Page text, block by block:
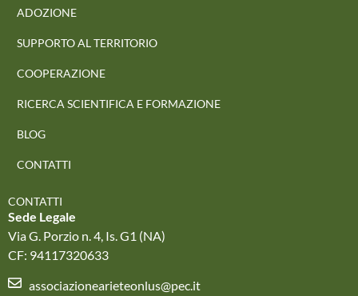
ADOZIONE
SUPPORTO AL TERRITORIO
COOPERAZIONE
RICERCA SCIENTIFICA E FORMAZIONE
BLOG
CONTATTI
CONTATTI
Sede Legale
Via G. Porzio n. 4, Is. G1 (NA)
CF: 94117320633
associazionearieteonlus@pec.it